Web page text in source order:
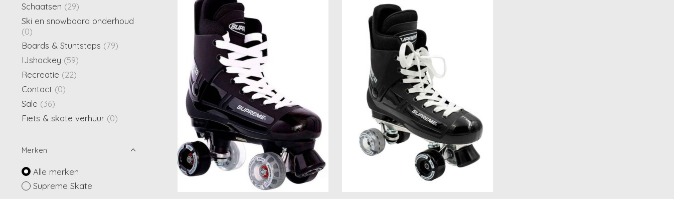
Schaatsen (29)
Ski en snowboard onderhoud
(0)
Boards & Stuntsteps (79)
IJshockey (59)
Recreatie (22)
Contact (0)
Sale (36)
Fiets & skate verhuur (0)
Merken
Alle merken
Supreme Skate